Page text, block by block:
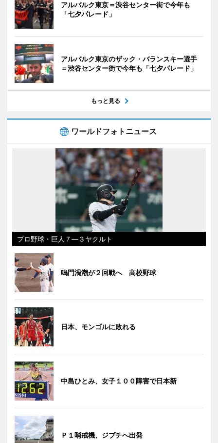
アルバルク東京＝渋谷センター街で今年も
「七夕パレード」
アルバルク東京のザック・バランスキー選手
＝渋谷センター街で今年も「七夕パレード」
もっと見る
ワールドフォトニュース
プロ野球・巨人７―３ヤクルト
鳴門渦潮が２回戦へ 高校野球
日本、モンゴルに敗れる
中島ひとみ、女子１００障害で日本新
Ｐ１哨戒機、ジブチへ出発